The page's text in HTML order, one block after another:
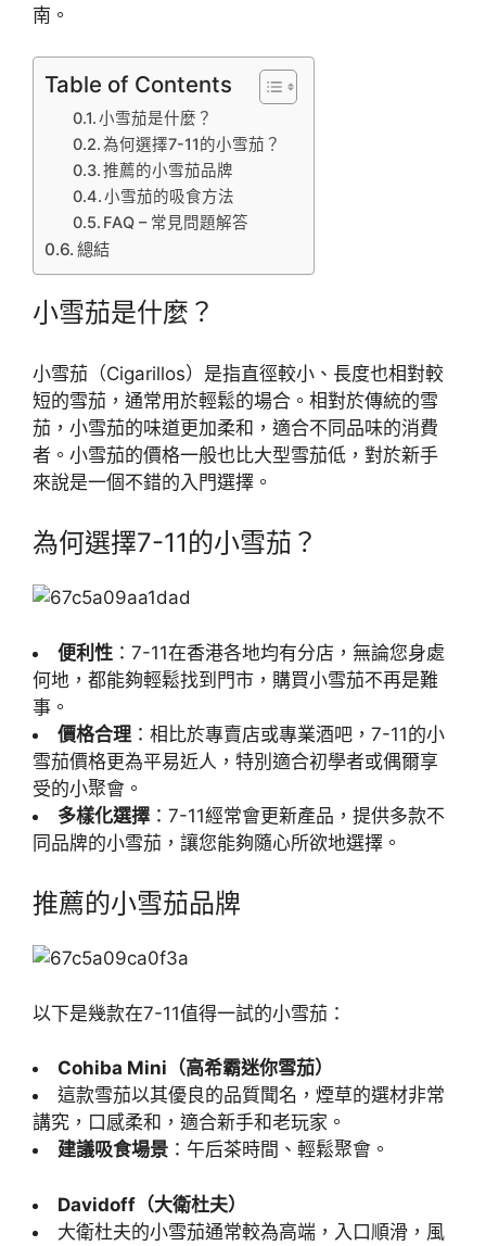
南。
Table of Contents
小雪茄是什麼？
為何選擇7-11的小雪茄？
推薦的小雪茄品牌
小雪茄的吸食方法
FAQ – 常見問題解答
總結
小雪茄是什麼？
小雪茄（Cigarillos）是指直徑較小、長度也相對較
短的雪茄，通常用於輕鬆的場合。相對於傳統的雪
茄，小雪茄的味道更加柔和，適合不同品味的消費
者。小雪茄的價格一般也比大型雪茄低，對於新手
來說是一個不錯的入門選擇。
為何選擇7-11的小雪茄？
便利性 ：7-11在香港各地均有分店，無論您身處
何地，都能夠輕鬆找到門市，購買小雪茄不再是難
事。
價格合理 ：相比於專賣店或專業酒吧，7-11的小
雪茄價格更為平易近人，特別適合初學者或偶爾享
受的小聚會。
多樣化選擇 ：7-11經常會更新產品，提供多款不
同品牌的小雪茄，讓您能夠隨心所欲地選擇。
推薦的小雪茄品牌
以下是幾款在7-11值得一試的小雪茄：
Cohiba Mini（高希霸迷你雪茄）
這款雪茄以其優良的品質聞名，煙草的選材非常
講究，口感柔和，適合新手和老玩家。
建議吸食場景 ：午后茶時間、輕鬆聚會。
Davidoff（大衛杜夫）
大衛杜夫的小雪茄通常較為高端，入口順滑，風